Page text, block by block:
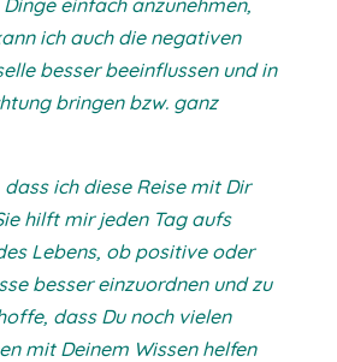
einfach anzunehmen,
ich auch die negativen
besser beeinflussen und in
bringen bzw. ganz
ich diese Reise mit Dir
hilft mir jeden Tag aufs
Lebens, ob positive oder
besser einzuordnen und zu
dass Du noch vielen
mit Deinem Wissen helfen